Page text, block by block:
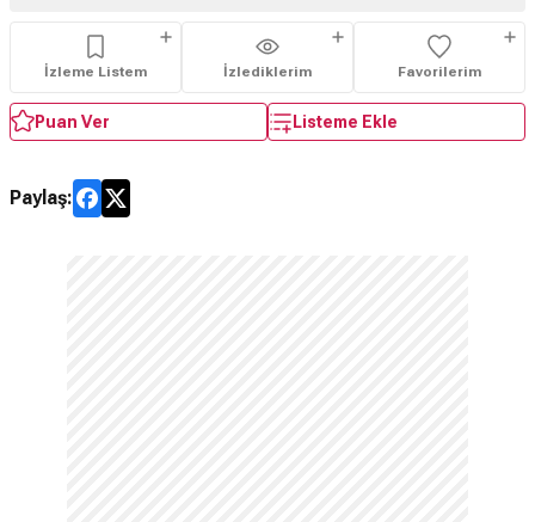
İzleme Listem İzlediklerim Favorilerim
Puan Ver Listeme Ekle
Paylaş: